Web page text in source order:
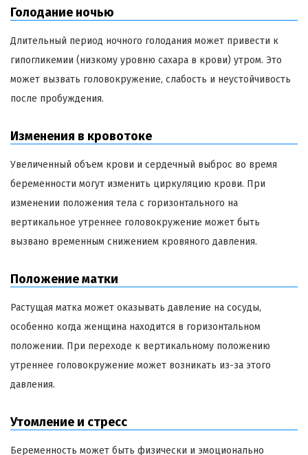
Голодание ночью
Длительный период ночного голодания может привести к
гипогликемии (низкому уровню сахара в крови) утром. Это
может вызвать головокружение, слабость и неустойчивость
после пробуждения.
Изменения в кровотоке
Увеличенный объем крови и сердечный выброс во время
беременности могут изменить циркуляцию крови. При
изменении положения тела с горизонтального на
вертикальное утреннее головокружение может быть
вызвано временным снижением кровяного давления.
Положение матки
Растущая матка может оказывать давление на сосуды,
особенно когда женщина находится в горизонтальном
положении. При переходе к вертикальному положению
утреннее головокружение может возникать из-за этого
давления.
Утомление и стресс
Беременность может быть физически и эмоционально